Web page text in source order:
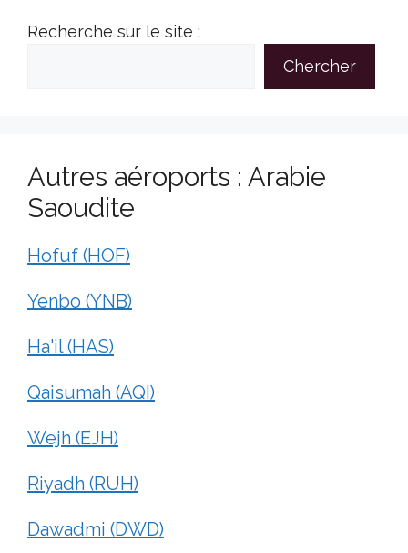
Recherche sur le site :
Chercher
Autres aéroports : Arabie
Saoudite
Hofuf (HOF)
Yenbo (YNB)
Ha'il (HAS)
Qaisumah (AQI)
Wejh (EJH)
Riyadh (RUH)
Dawadmi (DWD)